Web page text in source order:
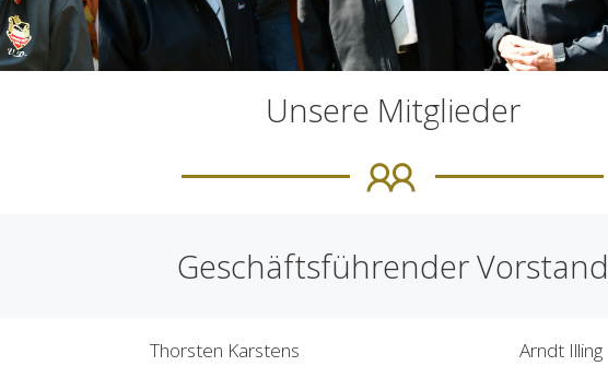
Unsere Mitglieder
Geschäftsführender Vorstand
Thorsten Karstens Arndt Illing